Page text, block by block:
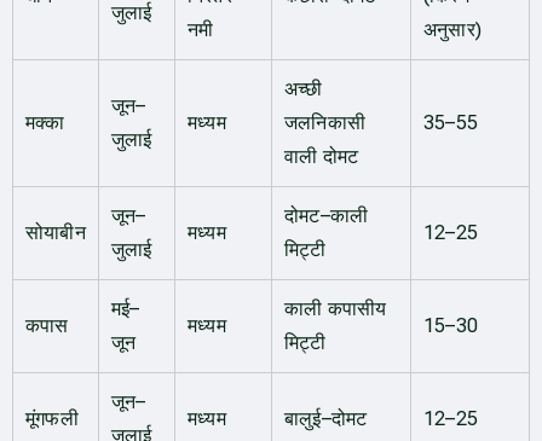
जुलाई
नमी
अनुसार)
मक्का
जून–
जुलाई
मध्यम
अच्छी
जलनिकासी
वाली दोमट
35–55
सोयाबीन
जून–
जुलाई
मध्यम
दोमट–काली
मिट्टी
12–25
कपास
मई–
जून
मध्यम
काली कपासीय
मिट्टी
15–30
मूंगफली
जून–
जुलाई
मध्यम बालुई–दोमट 12–25